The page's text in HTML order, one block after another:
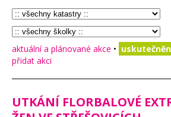
aktuální a plánované akce •
přidat akci
UTKÁNÍ FLORBALOVÉ